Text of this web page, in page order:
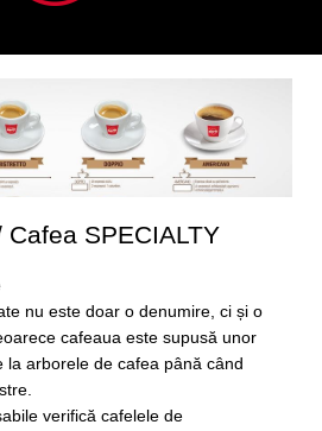
Cafea SPECIALTY
nu este doar o denumire, ci și o
cafeaua este supusă unor
la arborele de cafea până când
verifică cafelele de